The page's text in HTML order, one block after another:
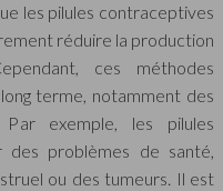
les pilules contraceptives
réduire la production
ces méthodes
terme, notamment des
Par exemple, les pilules
des problèmes de santé,
ou des tumeurs. Il est